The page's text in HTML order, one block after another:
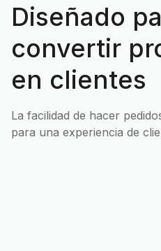
Diseñado
convertir
en clientes
La facilidad de hacer
para una experiencia de